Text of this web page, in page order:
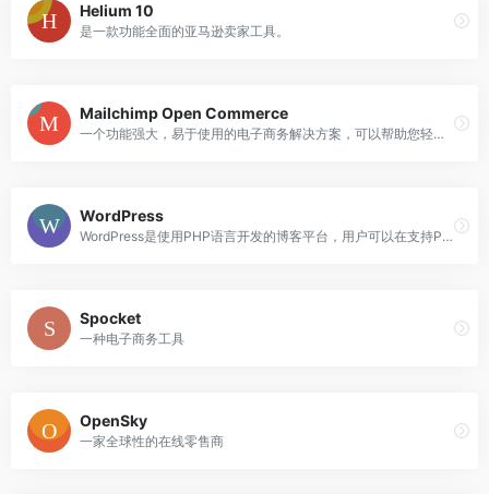
Helium 10
是一款功能全面的亚马逊卖家工具。
Mailchimp Open Commerce
一个功能强大，易于使用的电子商务解决方案，可以帮助您轻松地建立和管理在线商店
WordPress
WordPress是使用PHP语言开发的博客平台，用户可以在支持PHP和MySQL数据库的服务器上架设属于自己的网站。
Spocket
一种电子商务工具
OpenSky
一家全球性的在线零售商